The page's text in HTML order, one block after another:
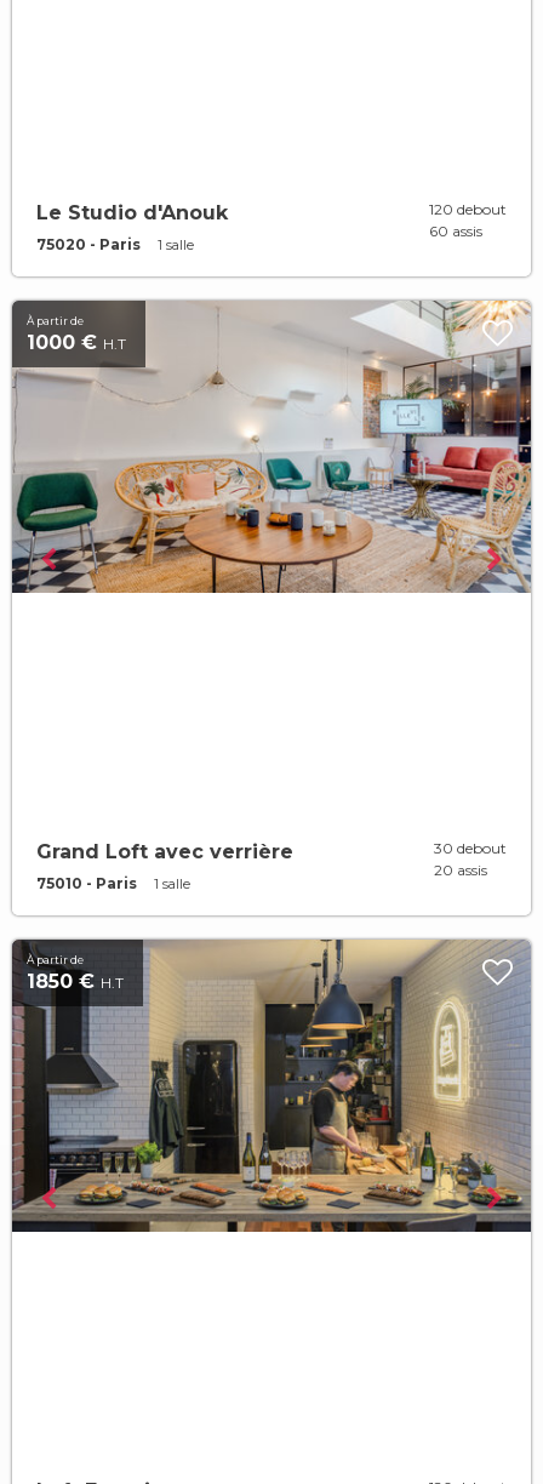
Le Studio d'Anouk
75020 - Paris 1 salle
120 debout
60 assis
À partir de
1000 € H.T
Grand Loft avec verrière
75010 - Paris 1 salle
30 debout
20 assis
À partir de
1850 € H.T